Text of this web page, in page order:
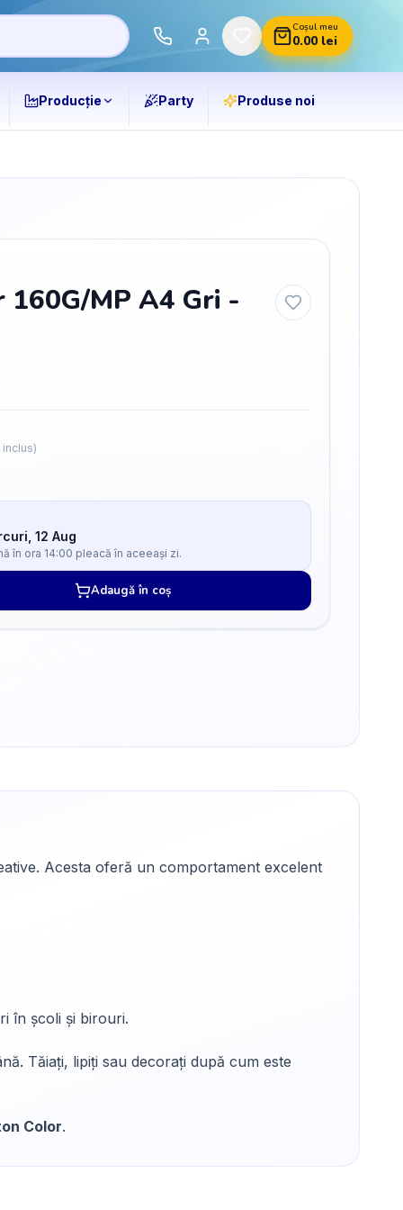
Coșul meu
0.00lei
Producție Party Produse noi
MP A4 Gri -
inclus)
12 Aug
în ora 14:00 pleacă în aceeași zi.
Adaugă în coș
Acesta oferă un comportament excelent
în școli și birouri.
Tăiați, lipiți sau decorați după cum este
Color.